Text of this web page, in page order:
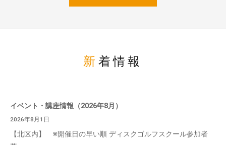
新着情報
イベント・講座情報（2026年8月）
2026年8月1日
【北区内】 ※開催日の早い順 ディスクゴルフスクール参加者